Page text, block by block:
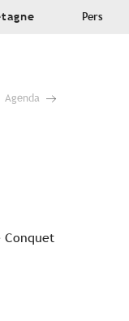
Pers
Agenda
Conquet